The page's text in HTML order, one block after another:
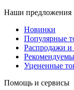
Наши предложения
Новинки
Популярные
Распродажи и
Уцененные
Помощь и сервисы